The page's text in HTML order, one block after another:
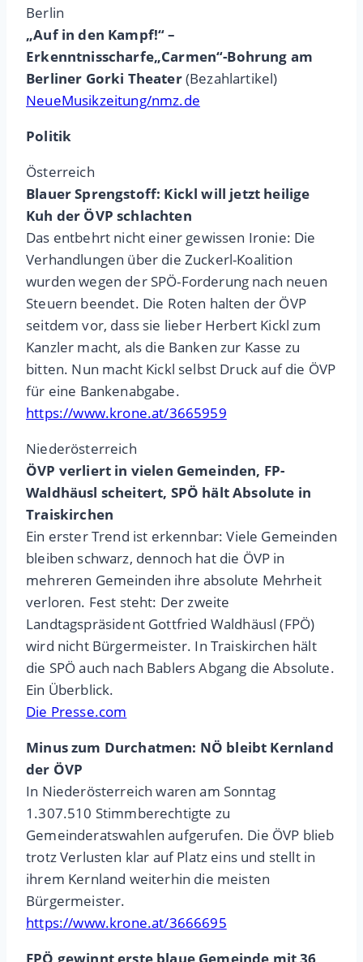
Berlin
„Auf in den Kampf!“ –
Erkenntnisscharfe„Carmen“-Bohrung am
Berliner Gorki Theater(Bezahlartikel)
NeueMusikzeitung/nmz.de
Politik
Österreich
Blauer Sprengstoff: Kickl will jetzt heilige
Kuh der ÖVP schlachten
Das entbehrt nicht einer gewissen Ironie: Die
Verhandlungen über die Zuckerl-Koalition
wurden wegen der SPÖ-Forderung nach neuen
Steuern beendet. Die Roten halten der ÖVP
seitdem vor, dass sie lieber Herbert Kickl zum
Kanzler macht, als die Banken zur Kasse zu
bitten. Nun macht Kickl selbst Druck auf die ÖVP
für eine Bankenabgabe.
https://www.krone.at/3665959
Niederösterreich
ÖVP verliert in vielen Gemeinden, FP-
Waldhäusl scheitert, SPÖ hält Absolute in
Traiskirchen
Ein erster Trend ist erkennbar: Viele Gemeinden
bleiben schwarz, dennoch hat die ÖVP in
mehreren Gemeinden ihre absolute Mehrheit
verloren. Fest steht: Der zweite
Landtagspräsident Gottfried Waldhäusl (FPÖ)
wird nicht Bürgermeister. In Traiskirchen hält
die SPÖ auch nach Bablers Abgang die Absolute.
Ein Überblick.
Die Presse.com
Minus zum Durchatmen: NÖ bleibt Kernland
der ÖVP
In Niederösterreich waren am Sonntag
1.307.510 Stimmberechtigte zu
Gemeinderatswahlen aufgerufen. Die ÖVP blieb
trotz Verlusten klar auf Platz eins und stellt in
ihrem Kernland weiterhin die meisten
Bürgermeister.
https://www.krone.at/3666695